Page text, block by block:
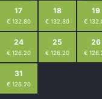
17
€ 132.80
18
€ 132.80
19
€
24
€ 126.20
25
€ 126.20
26
€
31
€ 126.20